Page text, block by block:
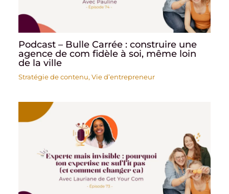
Podcast – Bulle Carrée : construire une
agence de com fidèle à soi, même loin
de la ville
Stratégie de contenu,Vie d’entrepreneur